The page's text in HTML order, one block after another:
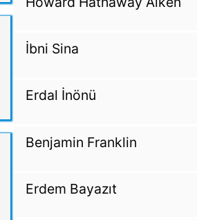
İbni Sina
Erdal İnönü
Benjamin Franklin
Erdem Bayazıt